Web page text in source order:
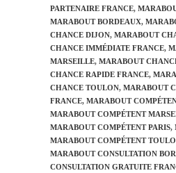
PARTENAIRE FRANCE,
MARABOUT BORDEAUX,
CHANCE DIJON, MARABOUT
CHANCE IMMÉDIATE FRANCE,
MARSEILLE, MARABOUT
CHANCE RAPIDE FRANCE,
CHANCE TOULON, MARABOUT
FRANCE, MARABOUT
MARABOUT COMPÉTENT
MARABOUT COMPÉTENT PARIS,
MARABOUT COMPÉTENT
MARABOUT CONSULTATION
CONSULTATION GRATUITE